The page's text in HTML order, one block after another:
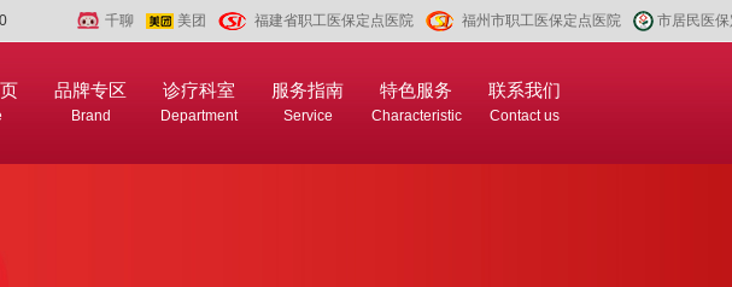
市居民医
福州市职工医保定点医院
福建省职工医保定点医院
美团
千聊
联系我们
Contact us
特色服务
Characteristic
服务指南
Service
诊疗科室
Department
品牌专区
Brand